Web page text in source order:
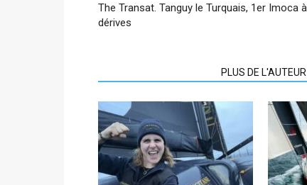
The Transat. Tanguy le Turquais, 1er Imoca à
dérives
PLUS DE L'AUTEUR